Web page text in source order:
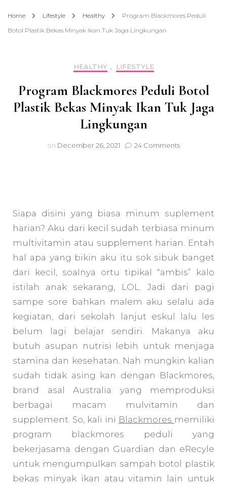
Home Lifestyle Healthy
Program Blackmores Peduli
Botol Plastik Bekas Minyak Ikan Tuk Jaga Lingkungan
HEALTHY , LIFESTYLE
Program Blackmores Peduli Botol
Plastik Bekas Minyak Ikan Tuk Jaga
Lingkungan
on December 26, 2021 24 Commentson
Minyak
Ikan
Jaga
Lingkungan
Siapa disini yang biasa minum suplement
harian? Aku dari kecil sudah terbiasa minum
multivitamin atau supplement harian. Entah
hal apa yang bikin aku itu sok sibuk banget
dari kecil, soalnya ortu tipikal “ambis” kalo
istilah anak sekarang, LOL. Jadi dari pagi
sampe sore bahkan malem aku selalu ada
kegiatan, dari sekolah lanjut eskul lalu les
belum lagi belajar sendiri. Makanya aku
butuh asupan nutrisi lebih untuk menjaga
stamina dan kesehatan. Nah mungkin kalian
sudah tidak asing kan dengan Blackmores,
brand asal Australia yang memproduksi
berbagai macam mulvitamin dan
supplement. So, kali ini Blackmores memiliki
program blackmores peduli yang
bekerjasama dengan Guardian dan eRecyle
untuk mengumpulkan sampah botol plastik
bekas minyak ikan atau vitamin lain untuk